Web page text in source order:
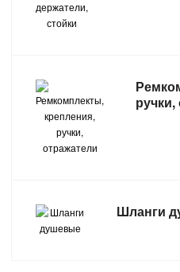
ТОВАРЫ ДЛЯ ДОМА
ТОВАРЫ ДЛЯ ОТДЫХА И
Шланги